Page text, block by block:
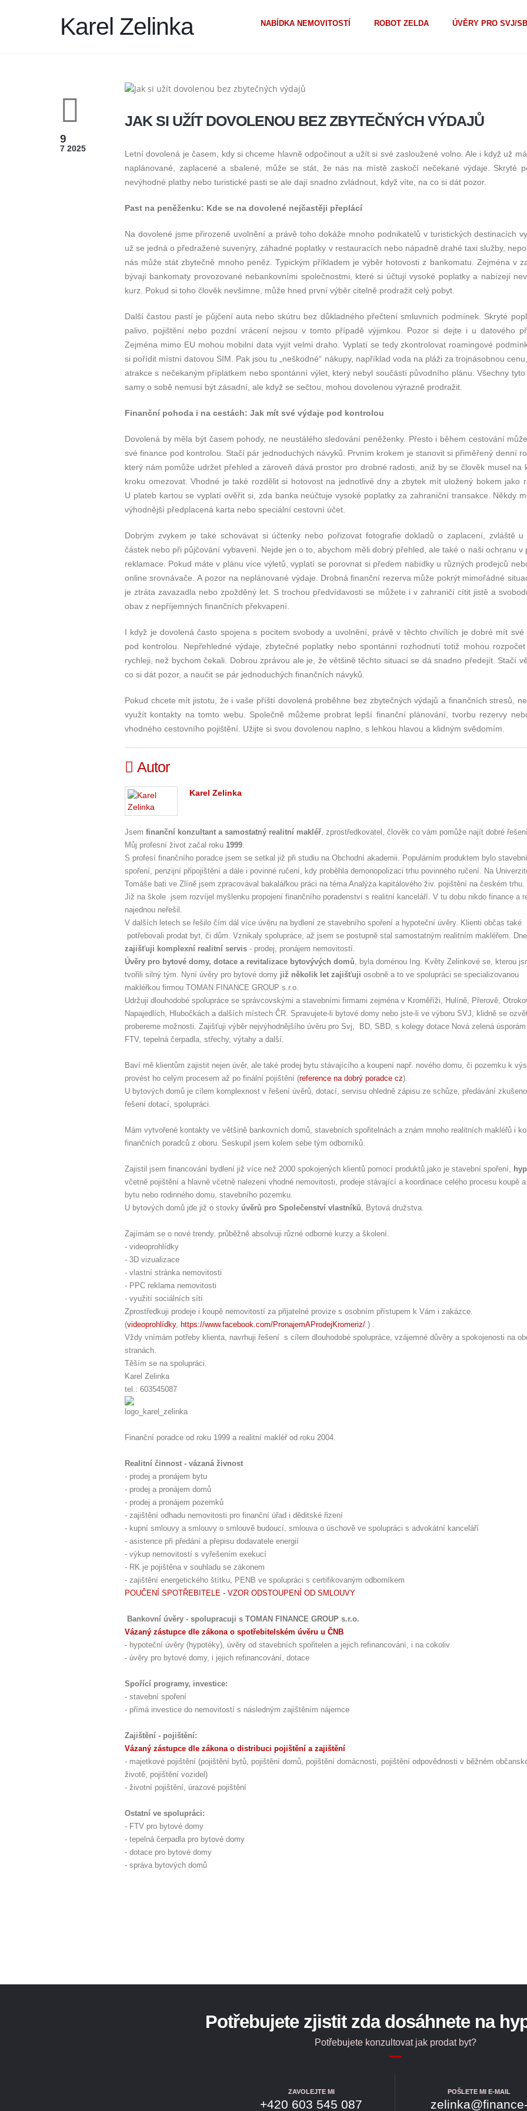
Karel Zelinka NABÍDKA NEMOVITOSTÍ ROBOT ZELDA ÚVĚRY PRO SVJ/
9
7 2025
JAK SI UŽÍT DOVOLENOU BEZ ZBYTEČNÝCH VÝDAJŮ
Letní dovolená je časem, kdy si chceme hlavně odpočinout a užít si své zasloužené volno. Ale i když už
naplánované, zaplacené a sbalené, může se stát, že nás na místě zaskočí nečekané výdaje. Skryté
nevýhodné platby nebo turistické pasti se ale dají snadno zvládnout, když víte, na co si dát pozor.
Past na peněženku: Kde se na dovolené nejčastěji přeplácí
Na dovolené jsme přirozeně uvolnění a právě toho dokáže mnoho podnikatelů v turistických destinacích
už se jedná o předražené suvenýry, záhadné poplatky v restauracích nebo nápadně drahé taxi služby,
nás může stát zbytečně mnoho peněz. Typickým příkladem je výběr hotovosti z bankomatu. Zejména v
bývají bankomaty provozované nebankovními společnostmi, které si účtují vysoké poplatky a nabízejí
kurz. Pokud si toho člověk nevšimne, může hned první výběr citelně prodražit celý pobyt.
Další častou pastí je půjčení auta nebo skútru bez důkladného přečtení smluvních podmínek. Skryté
palivo, pojištění nebo pozdní vrácení nejsou v tomto případě výjimkou. Pozor si dejte i u datového
Zejména mimo EU mohou mobilní data vyjít velmi draho. Vyplatí se tedy zkontrolovat roamingové
si pořídit místní datovou SIM. Pak jsou tu „neškodné“ nákupy, například voda na pláži za trojnásobnou
atrakce s nečekaným příplatkem nebo spontánní výlet, který nebyl součástí původního plánu. Všechny tyto
samy o sobě nemusí být zásadní, ale když se sečtou, mohou dovolenou výrazně prodražit.
Finanční pohoda i na cestách: Jak mít své výdaje pod kontrolou
Dovolená by měla být časem pohody, ne neustálého sledování peněženky. Přesto i během cestování
své finance pod kontrolou. Stačí pár jednoduchých návyků. Prvním krokem je stanovit si přiměřený denní
který nám pomůže udržet přehled a zároveň dává prostor pro drobné radosti, aniž by se člověk musel na
kroku omezovat. Vhodné je také rozdělit si hotovost na jednotlivé dny a zbytek mít uložený bokem jako
U plateb kartou se vyplatí ověřit si, zda banka neúčtuje vysoké poplatky za zahraniční transakce. Někdy
výhodnější předplacená karta nebo speciální cestovní účet.
Dobrým zvykem je také schovávat si účtenky nebo pořizovat fotografie dokladů o zaplacení, zvláště u
částek nebo při půjčování vybavení. Nejde jen o to, abychom měli dobrý přehled, ale také o naši ochranu v
reklamace. Pokud máte v plánu více výletů, vyplatí se porovnat si předem nabídky u různých prodejců
online srovnávače. A pozor na neplánované výdaje. Drobná finanční rezerva může pokrýt mimořádné
je ztráta zavazadla nebo zpožděný let. S trochou předvídavosti se můžete i v zahraničí cítit jistě a
obav z nepříjemných finančních překvapení.
I když je dovolená často spojena s pocitem svobody a uvolnění, právě v těchto chvílích je dobré mít své
pod kontrolou. Nepřehledné výdaje, zbytečné poplatky nebo spontánní rozhodnutí totiž mohou
rychleji, než bychom čekali. Dobrou zprávou ale je, že většině těchto situací se dá snadno předejít. Stačí
co si dát pozor, a naučit se pár jednoduchých finančních návyků.
Pokud chcete mít jistotu, že i vaše příští dovolená proběhne bez zbytečných výdajů a finančních stresů,
využít kontakty na tomto webu. Společně můžeme probrat lepší finanční plánování, tvorbu rezervy
vhodného cestovního pojištění. Užijte si svou dovolenou naplno, s lehkou hlavou a klidným svědomím.
Autor
Karel Zelinka
Jsem finanční konzultant a samostatný realitní makléř, zprostředkovatel, člověk co vám pomůže najít dobré
Můj profesní život začal roku 1999.
S profesí finančního poradce jsem se setkal již při studiu na Obchodní akademii. Populárním produktem bylo stavební
spoření, penzijní připojištění a dále i povinné ručení, kdy proběhla demonopolizaci trhu povinného ručení. Na
Tomáše bati ve Zlíně jsem zpracovával bakalářkou práci na téma Analýza kapitálového živ. pojištění na českém trhu.
Již na škole jsem rozvíjel myšlenku propojení finančního poradenství s realitní kanceláří. V tu dobu nikdo finance a
najednou neřešil.
V dalších letech se řešilo čím dál více úvěru na bydlení ze stavebního spoření a hypoteční úvěry. Klienti občas také
potřebovali prodat byt, či dům. Vznikaly spolupráce, až jsem se postupně stal samostatným realitním makléřem.
zajišťuji komplexní realitní servis - prodej, pronájem nemovitostí.
Úvěry pro bytové domy, dotace a revitalizace bytovývých domů, byla doménou Ing. Květy Zelinkové se, kterou
tvořili silný tým. Nyní úvěry pro bytové domy již několik let zajišťuji osobně a to ve spolupráci se specializovanou
makléřkou firmou TOMAN FINANCE GROUP s.r.o.
Udržuji dlouhodobé spolupráce se správcovskými a stavebními firmami zejména v Kroměříži, Hulíně, Přerově,
Napajedlích, Hlubočkách a dalších místech ČR. Spravujete-li bytové domy nebo jste-li ve výboru SVJ, klidně se
probereme možnosti. Zajišťuji výběr nejvýhodnějšího úvěru pro Svj, BD, SBD, s kolegy dotace Nová zelená
FTV, tepelná čerpadla, střechy, výtahy a další.
Baví mě klientům zajistit nejen úvěr, ale také prodej bytu stávajícího a koupení např. nového domu, či pozemku k
provést ho celým procesem až po finální pojištění (reference na dobrý poradce cz).
U bytových domů je cílem komplexnost v řešení úvěrů, dotací, servisu ohledně zápisu ze schůze, předávání
řešení dotací, spolupráci.
Mám vytvořené kontakty ve většině bankovních domů, stavebních spořitelnách a znám mnoho realitních makléřů i
finančních poradců z oboru. Seskupil jsem kolem sebe tým odborníků.
Zajistil jsem financování bydlení již více než 2000 spokojených klientů pomocí produktů jako je stavební spoření,
včetně pojištění a hlavně včetně nalezení vhodné nemovitosti, prodeje stávající a koordinace celého procesu koupě a
bytu nebo rodinného domu, stavebního pozemku.
U bytových domů jde již o stovky úvěrů pro Společenství vlastníků, Bytová družstva.
Zajímám se o nové trendy, průběžně absolvuji různé odborné kurzy a školení.
- videoprohlídky
- 3D vizualizace
- vlastní stránka nemovitosti
- PPC reklama nemovitosti
- využití sociálních sítí
Zprostředkuji prodeje i koupě nemovitostí za přijatelné provize s osobním přístupem k Vám i zakázce.
(videoprohlídky, https://www.facebook.com/PronajemAProdejKromeriz/ ) .
Vždy vnímám potřeby klienta, navrhuji řešení s cílem dlouhodobé spolupráce, vzájemné důvěry a spokojenosti na
stranách.
Těším se na spolupráci.
Karel Zelinka
tel.: 603545087
Finanční poradce od roku 1999 a realitní makléř od roku 2004.
Realitní činnost - vázaná živnost
- prodej a pronájem bytu
- prodej a pronájem domů
- prodej a pronájem pozemků
- zajištění odhadu nemovitosti pro finanční úřad i děditské řizení
- kupní smlouvy a smlouvy o smlouvě budoucí, smlouva o úschově ve spolupráci s advokátní kanceláří
- asistence při předání a přepisu dodavatele energií
- výkup nemovitostí s vyřešením exekucí
- RK je pojištěna v souhladu se zákonem
- zajištění energetického štítku, PENB ve spolupráci s certifikovaným odborníkem
POUČENÍ SPOTŘEBITELE - VZOR ODSTOUPENÍ OD SMLOUVY
Bankovní úvěry - spolupracuji s TOMAN FINANCE GROUP s.r.o.
Vázaný zástupce dle zákona o spotřebitelském úvěru u ČNB
- hypoteční úvěry (hypotéky), úvěry od stavebních spořitelen a jejich refinancování, i na cokoliv
- úvěry pro bytové domy, i jejich refinancování, dotace
Spořící programy, investice:
- stavební spoření
- přímá investice do nemovitostí s následným zajištěním nájemce
Zajištění - pojištění:
Vázaný zástupce dle zákona o distribuci pojištění a zajištění
- majetkové pojištění (pojištění bytů, pojištění domů, pojištění domácnosti, pojištění odpovědnosti v běžném
životě, pojištění vozidel)
- životní pojištění, úrazové pojištění
Ostatní ve spolupráci:
- FTV pro bytové domy
- tepelná čerpadla pro bytové domy
- dotace pro bytové domy
- správa bytových domů
Potřebujete zjistit zda dosáhnete na
Potřebujete konzultovat jak prodat byt?
ZAVOLEJTE MI
+420 603 545 087
POŠLETE MI E-MAIL